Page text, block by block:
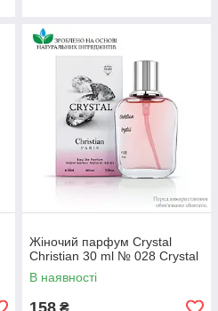
Жіночий парфум Crystal
Christian 30 ml № 028 Crystal
В наявності
158 ₴